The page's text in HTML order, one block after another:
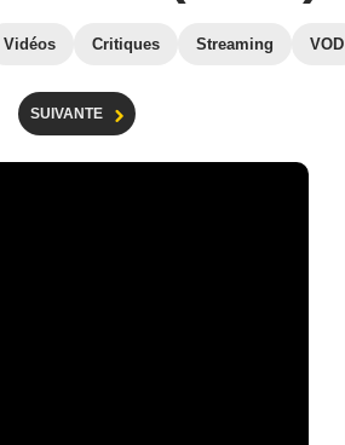
Vidéos Critiques Streaming VOD
SUIVANTE